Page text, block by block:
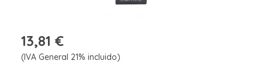
13,81 €
(IVA General 21% incluido)